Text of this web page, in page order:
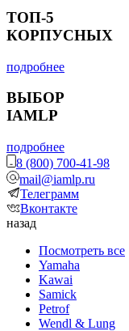
ТОП-5
КОРПУСНЫХ
подробнее
ВЫБОР
IAMLP
подробнее
8 (800) 700-41-98
mail@iamlp.ru
Телеграмм
Вконтакте
назад
Посмотреть все
Yamaha
Kawai
Samick
Petrof
Wendl & Lung